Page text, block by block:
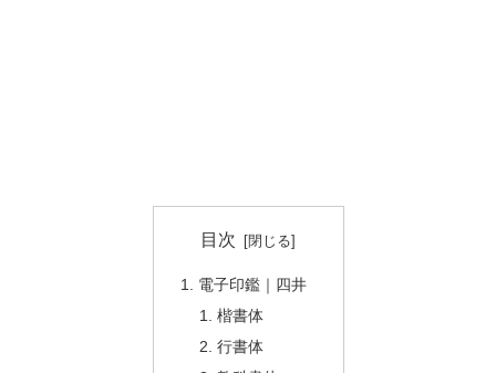
目次
電子印鑑｜四井
楷書体
行書体